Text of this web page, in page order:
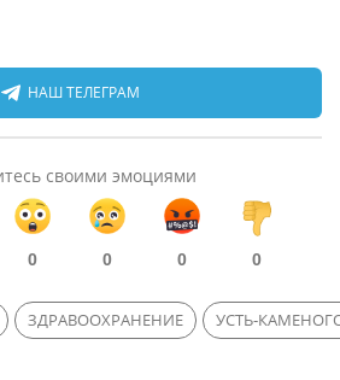
НАШ ТЕЛЕГРАМ
своими эмоциями
0 0 0 0
ЗДРАВООХРАНЕНИЕ УСТЬ-